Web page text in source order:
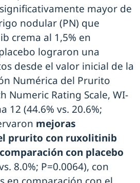
mayor de
nodular (PN) que
crema al 1,5% en
lograron una
desde el valor inicial de la
Numérica del Prurito
Numeric Rating Scale, WI-
12 (44.6% vs. 20.6%;
mejoras
prurito con ruxolitinib
con placebo
8.0%; P=0.0064), con